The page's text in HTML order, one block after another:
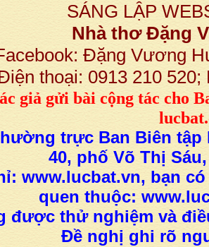
SÁNG LẬP
Nhà thơ Đặng
Đặng Vương
thoại: 0913 210
giả gửi bàicộng tác cho
trực Ban Biên tập
40, phố Võ Thị
www.lucbat.vn, bạn
quen thuộc:
được thử nghiệm và
Đề nghị ghi rõ